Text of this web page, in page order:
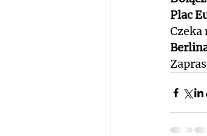
Plac
Czeka